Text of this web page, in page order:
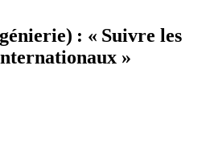
: « Suivre les
»